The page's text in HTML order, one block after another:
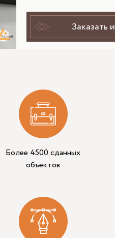
Заказать
Более 4500 сданных
объектов